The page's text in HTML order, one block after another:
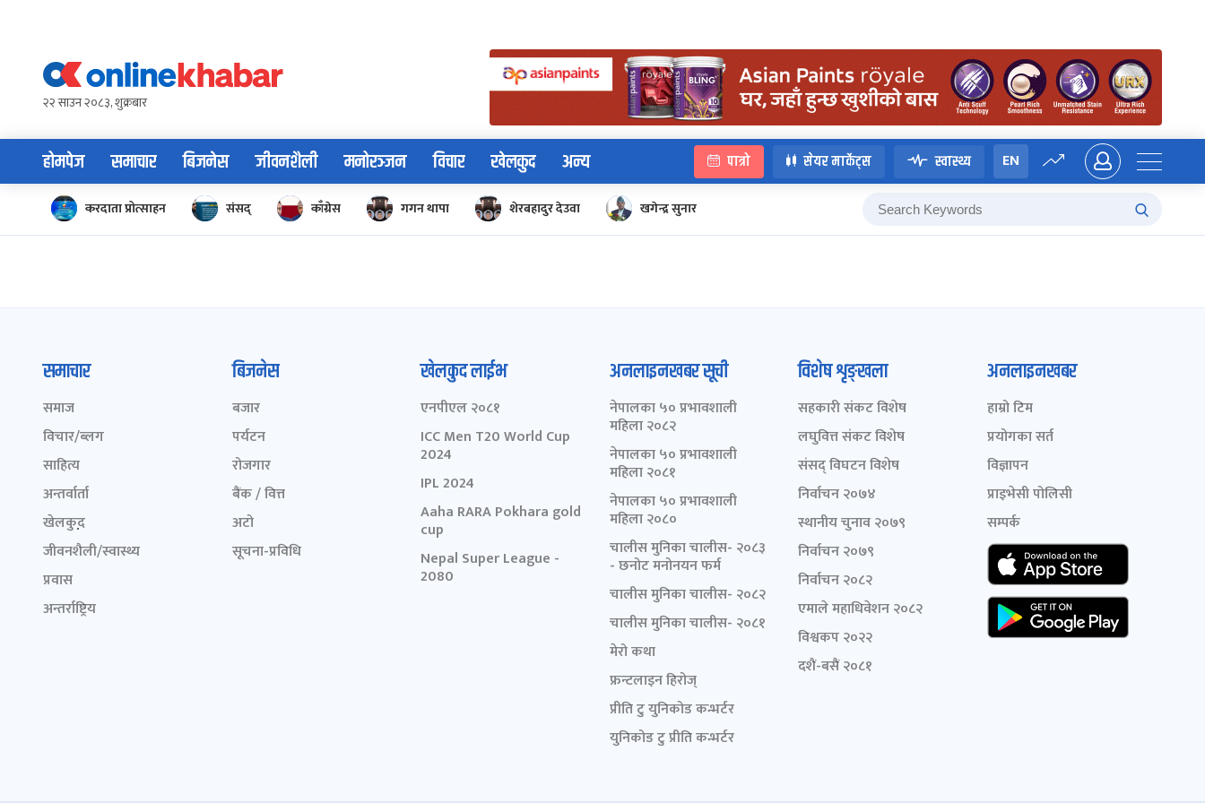
content२२ साउन २०८३, शुक्रबार
होमपेज समाचार बिजनेस जीवनशैली मनोरञ्जन विचार खेलकुद अन्य पात्रो सेयर मार्केट्स स्वास्थ्य EN
करदाता प्रोत्साहन संसद् काँग्रेस गगन थापा शेरबहादुर देउवा खगेन्द्र सुनार
समाचार
समाज
विचार/ब्लग
साहित्य
अन्तर्वार्ता
खेलकुद़़
जीवनशैली/स्वास्थ्य
प्रवास
अन्तर्राष्ट्रिय
बिजनेस
बजार
पर्यटन
रोजगार
बैंक / वित्त
अटो
सूचना-प्रविधि
खेलकुद लाईभ
एनपीएल २०८१
ICC Men T20 World Cup
2024
IPL 2024
Aaha RARA Pokhara gold
cup
Nepal Super League -
2080
अनलाइनखबर सूची
नेपालका ५० प्रभावशाली
महिला २०८२
नेपालका ५० प्रभावशाली
महिला २०८१
नेपालका ५० प्रभावशाली
महिला २०८०
चालीस मुनिका चालीस- २०८३
- छनोट मनोनयन फर्म
चालीस मुनिका चालीस- २०८२
चालीस मुनिका चालीस- २०८१
मेरो कथा
फ्रन्टलाइन हिरोज्
प्रीति टु युनिकोड कन्भर्टर
युनिकोड टु प्रीति कन्भर्टर
विशेष शृङ्खला
सहकारी संकट विशेष
लघुवित्त संकट विशेष
संसद् विघटन विशेष
निर्वाचन २०७४
स्थानीय चुनाव २०७९
निर्वाचन २०७९
निर्वाचन २०८२
एमाले महाधिवेशन २०८२
विश्वकप २०२२
दशैं-बसैं २०८१
अनलाइनखबर
हाम्रो टिम
प्रयोगका सर्त
विज्ञापन
प्राइभेसी पोलिसी
सम्पर्क